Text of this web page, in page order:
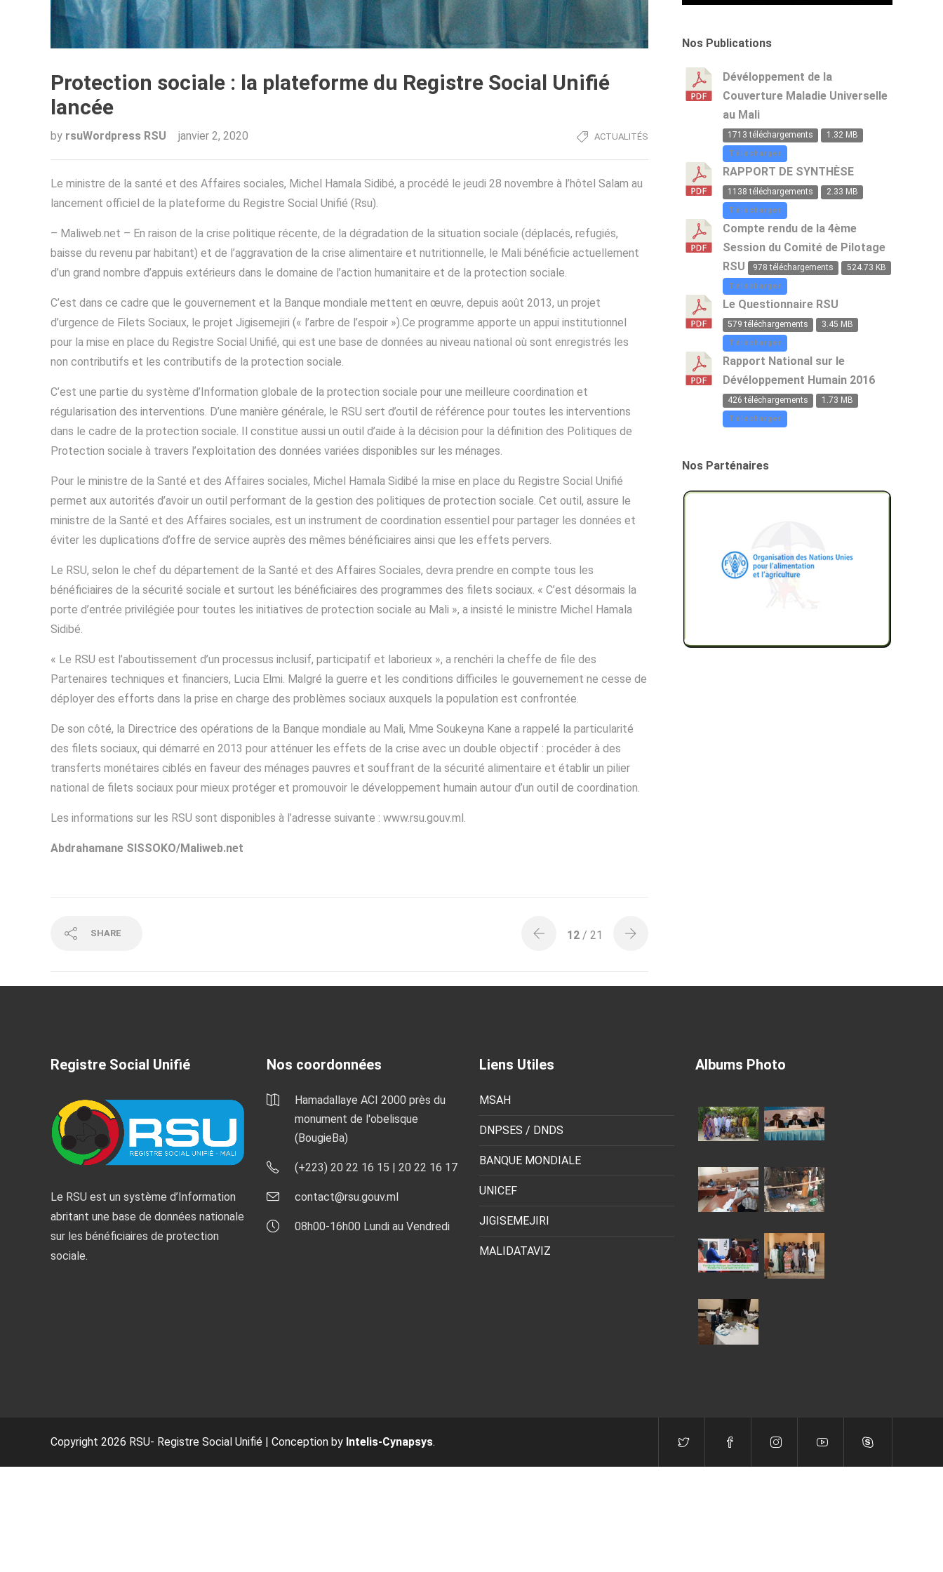
Protection sociale : la plateforme du Registre Social Unifié
lancée
by rsuWordpress RSU janvier 2, 2020 ACTUALITÉS
Le ministre de la santé et des Affaires sociales, Michel Hamala Sidibé, a procédé le jeudi 28 novembre à l’hôtel Salam au
lancement officiel de la plateforme du Registre Social Unifié (Rsu).
– Maliweb.net – En raison de la crise politique récente, de la dégradation de la situation sociale (déplacés, refugiés,
baisse du revenu par habitant) et de l’aggravation de la crise alimentaire et nutritionnelle, le Mali bénéficie actuellement
d’un grand nombre d’appuis extérieurs dans le domaine de l’action humanitaire et de la protection sociale.
C’est dans ce cadre que le gouvernement et la Banque mondiale mettent en œuvre, depuis août 2013, un projet
d’urgence de Filets Sociaux, le projet Jigisemejiri (« l’arbre de l’espoir »).Ce programme apporte un appui institutionnel
pour la mise en place du Registre Social Unifié, qui est une base de données au niveau national où sont enregistrés les
non contributifs et les contributifs de la protection sociale.
C’est une partie du système d’Information globale de la protection sociale pour une meilleure coordination et
régularisation des interventions. D’une manière générale, le RSU sert d’outil de référence pour toutes les interventions
dans le cadre de la protection sociale. Il constitue aussi un outil d’aide à la décision pour la définition des Politiques de
Protection sociale à travers l’exploitation des données variées disponibles sur les ménages.
Pour le ministre de la Santé et des Affaires sociales, Michel Hamala Sidibé la mise en place du Registre Social Unifié
permet aux autorités d’avoir un outil performant de la gestion des politiques de protection sociale. Cet outil, assure le
ministre de la Santé et des Affaires sociales, est un instrument de coordination essentiel pour partager les données et
éviter les duplications d’offre de service auprès des mêmes bénéficiaires ainsi que les effets pervers.
Le RSU, selon le chef du département de la Santé et des Affaires Sociales, devra prendre en compte tous les
bénéficiaires de la sécurité sociale et surtout les bénéficiaires des programmes des filets sociaux. « C’est désormais la
porte d’entrée privilégiée pour toutes les initiatives de protection sociale au Mali », a insisté le ministre Michel Hamala
Sidibé.
« Le RSU est l’aboutissement d’un processus inclusif, participatif et laborieux », a renchéri la cheffe de file des
Partenaires techniques et financiers, Lucia Elmi. Malgré la guerre et les conditions difficiles le gouvernement ne cesse de
déployer des efforts dans la prise en charge des problèmes sociaux auxquels la population est confrontée.
De son côté, la Directrice des opérations de la Banque mondiale au Mali, Mme Soukeyna Kane a rappelé la particularité
des filets sociaux, qui démarré en 2013 pour atténuer les effets de la crise avec un double objectif : procéder à des
transferts monétaires ciblés en faveur des ménages pauvres et souffrant de la sécurité alimentaire et établir un pilier
national de filets sociaux pour mieux protéger et promouvoir le développement humain autour d’un outil de coordination.
Les informations sur les RSU sont disponibles à l’adresse suivante : www.rsu.gouv.ml.
Abdrahamane SISSOKO/Maliweb.net
SHARE 12 / 21
Finances
lors
l'atelier
de
partage
sur
le
RSU
l'atelier
de
partage
réflexion
Nos Publications
Dévéloppement de la
Couverture Maladie Universelle
au Mali
1713 téléchargements 1.32 MB
Télécharger
RAPPORT DE SYNTHÈSE
1138 téléchargements 2.33 MB
Télécharger
Compte rendu de la 4ème
Session du Comité de Pilotage
RSU
978 téléchargements 524.73 KB
Télécharger
Le Questionnaire RSU
579 téléchargements 3.45 MB
Télécharger
Rapport National sur le
Dévéloppement Humain 2016
426 téléchargements 1.73 MB
Télécharger
Nos Parténaires
Registre Social Unifié
Le RSU est un système d’Information
abritant une base de données nationale
sur les bénéficiaires de protection
sociale.
Nos coordonnées
Hamadallaye ACI 2000 près du
monument de l'obelisque
(BougieBa)
(+223) 20 22 16 15 | 20 22 16 17
contact@rsu.gouv.ml
08h00-16h00 Lundi au Vendredi
Liens Utiles
MSAH
DNPSES / DNDS
BANQUE MONDIALE
UNICEF
JIGISEMEJIRI
MALIDATAVIZ
Albums Photo
Copyright 2026 RSU- Registre Social Unifié | Conception by Intelis-Cynapsys.